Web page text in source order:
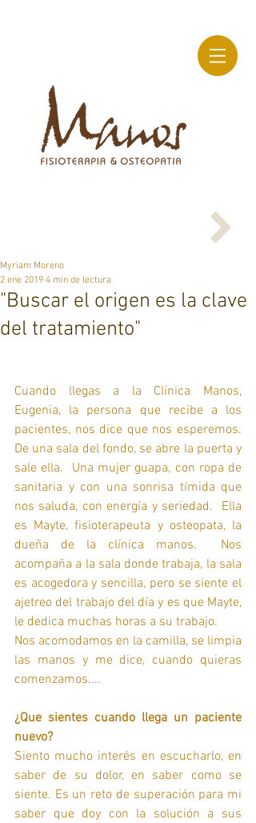
"Buscar el origen es la clave
del tratamiento"
Myriam Moreno
2 ene 2019 4 min de lectura
Cuando llegas a la Clínica Manos,
Eugenia, la persona que recibe a los
pacientes, nos dice que nos esperemos.
De una sala del fondo, se abre la puerta y
sale ella.  Una mujer guapa, con ropa de
sanitaria y con una sonrisa tímida que
nos saluda, con energía y seriedad.  Ella
es Mayte, fisioterapeuta y osteopata, la
dueña de la clínica manos.  Nos
acompaña a la sala donde trabaja, la sala
es acogedora y sencilla, pero se siente el
ajetreo del trabajo del día y es que Mayte,
le dedica muchas horas a su trabajo.
Nos acomodamos en la camilla, se limpia
las manos y me dice, cuando quieras
comenzamos....
¿Que sientes cuando llega un paciente
nuevo?
Siento mucho interés en escucharlo, en
saber de su dolor, en saber como se
siente. Es un reto de superación para mi
saber que doy con la solución a sus